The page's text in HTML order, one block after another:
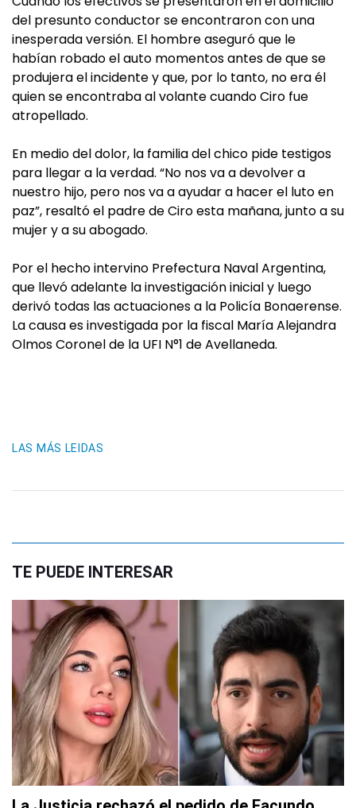
del presunto conductor se encontraron con una
inesperada versión. El hombre aseguró que le
habían robado el auto momentos antes de que se
produjera el incidente y que, por lo tanto, no era él
quien se encontraba al volante cuando Ciro fue
atropellado.
En medio del dolor, la familia del chico pide testigos
para llegar a la verdad. “No nos va a devolver a
nuestro hijo, pero nos va a ayudar a hacer el luto en
paz”, resaltó el padre de Ciro esta mañana, junto a su
mujer y a su abogado.
Por el hecho intervino Prefectura Naval Argentina,
que llevó adelante la investigación inicial y luego
derivó todas las actuaciones a la Policía Bonaerense.
La causa es investigada por la fiscal María Alejandra
Olmos Coronel de la UFI N°1 de Avellaneda.
LAS MÁS LEIDAS
TE PUEDE INTERESAR